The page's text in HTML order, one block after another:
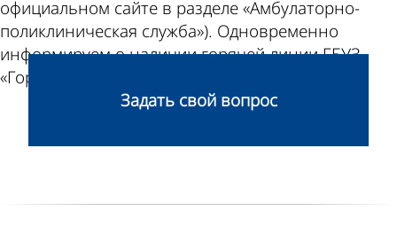
официальном сайте в разделе «Амбулаторно-
поликлиническая служба»). Одновременно
информируем о наличии горячей линии ГБУЗ
«Городская поликлиника»: 8 (902) 342-63-00.
Задать свой вопрос